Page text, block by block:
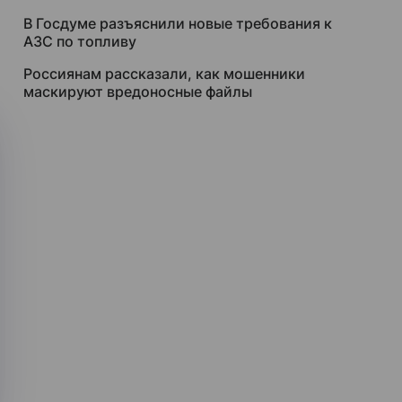
В Госдуме разъяснили новые требования к
АЗС по топливу
Россиянам рассказали, как мошенники
маскируют вредоносные файлы